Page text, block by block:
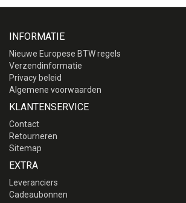
INFORMATIE
Nieuwe Europese BTW regels
Verzendinformatie
Privacy beleid
Algemene voorwaarden
KLANTENSERVICE
Contact
Retourneren
Sitemap
EXTRA
Leveranciers
Cadeaubonnen